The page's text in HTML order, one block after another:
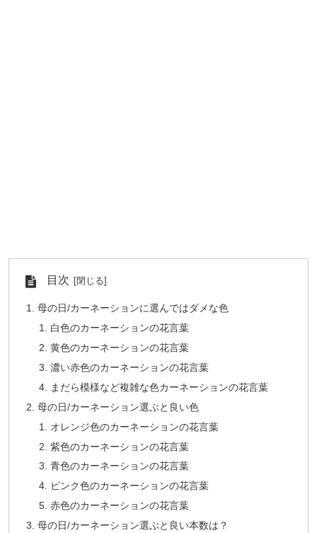
目次
母の日/カーネーションに選んではダメな色
白色のカーネーションの花言葉
黄色のカーネーションの花言葉
濃い赤色のカーネーションの花言葉
まだら模様など複雑な色カーネーションの花言葉
母の日/カーネーション選ぶと良い色
オレンジ色のカーネーションの花言葉
紫色のカーネーションの花言葉
青色のカーネーションの花言葉
ピンク色のカーネーションの花言葉
赤色のカーネーションの花言葉
母の日/カーネーション選ぶと良い本数は？